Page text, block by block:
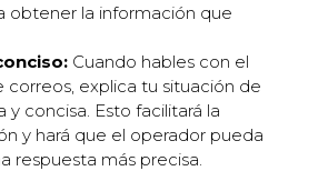
obtener la información que
Cuando hables con el
correos, explica tu situación de
y concisa. Esto facilitará la
y hará que el operador pueda
respuesta más precisa.